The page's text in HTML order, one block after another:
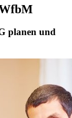
planen und